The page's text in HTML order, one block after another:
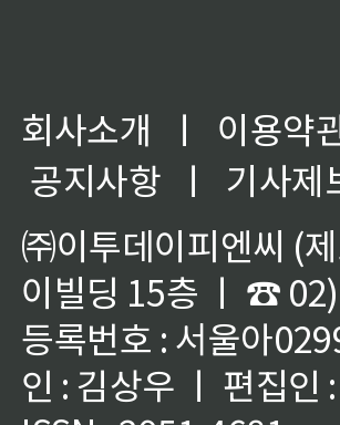
회사소개 ㅣ
이용약
공지사항
ㅣ
기사제
㈜이투데이피엔씨 (
이빌딩 15층 ㅣ ☎
등록번호 : 서울아
인 : 김상우 ㅣ 편집인